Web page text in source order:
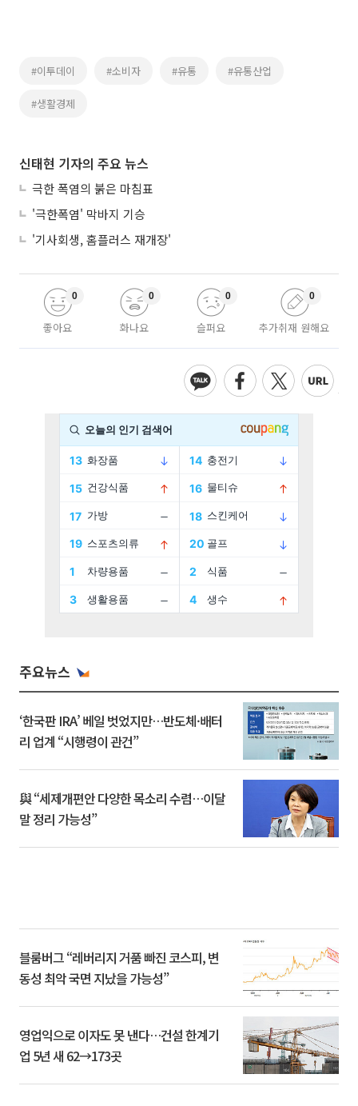
#이투데이 #소비자 #유통 #유통산업
#생활경제
신태현 기자의 주요 뉴스
극한 폭염의 붉은 마침표
'극한폭염' 막바지 기승
'기사회생, 홈플러스 재개장'
좋아요
0
화나요
0
슬퍼요
0
추가취재 원해요
0
주요뉴스
‘한국판 IRA’ 베일 벗었지만…반도체·배터
리 업계 “시행령이 관건”
與 “세제개편안 다양한 목소리 수렴…이달
말 정리 가능성”
블룸버그 “레버리지 거품 빠진 코스피, 변
동성 최악 국면 지났을 가능성”
영업익으로 이자도 못 낸다…건설 한계기
업 5년 새 62→173곳